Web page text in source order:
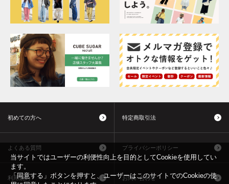
初めての方へ 特定商取引法
よくある質問 プライバシーポリシー
利用規約 お問い合わせ
当サイトではユーザーの利便性向上を目的としてCookieを使用してい
ます。
「同意する」ボタンを押すと、ユーザーはこのサイトでのCookieの使